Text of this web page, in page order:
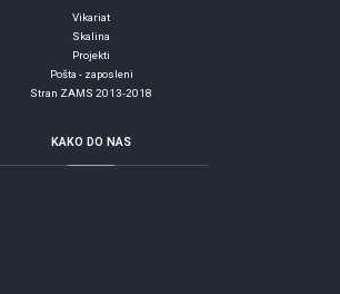
Vikariat
Skalina
Projekti
Pošta - zaposleni
Stran ZAMS 2013-2018
KAKO DO NAS